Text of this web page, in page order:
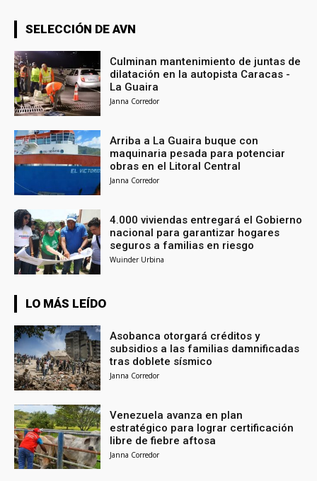
SELECCIÓN DE AVN
Culminan mantenimiento de juntas de
dilatación en la autopista Caracas -
La Guaira
Janna Corredor
Arriba a La Guaira buque con
maquinaria pesada para potenciar
obras en el Litoral Central
Janna Corredor
4.000 viviendas entregará el Gobierno
nacional para garantizar hogares
seguros a familias en riesgo
Wuinder Urbina
LO MÁS LEÍDO
Asobanca otorgará créditos y
subsidios a las familias damnificadas
tras doblete sísmico
Janna Corredor
Venezuela avanza en plan
estratégico para lograr certificación
libre de fiebre aftosa
Janna Corredor